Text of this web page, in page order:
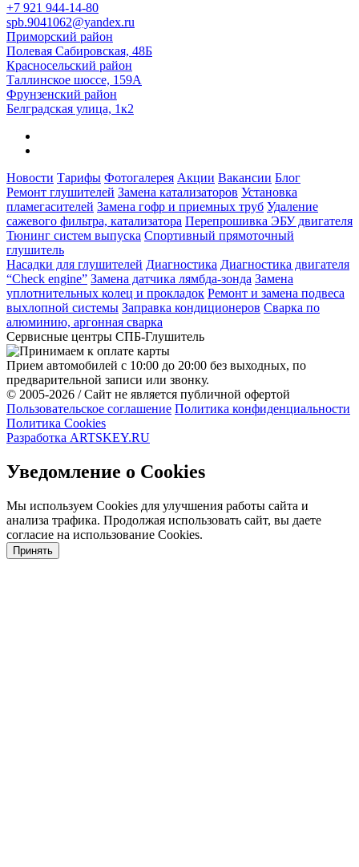
+7 921 944-14-80
spb.9041062@yandex.ru
Приморский район
Полевая Сабировская, 48Б
Красносельский район
Таллинское шоссе, 159А
Фрунзенский район
Белградская улица, 1к2
Новости Тарифы Фотогалерея Акции Вакансии Блог
Ремонт глушителей Замена катализаторов Установка
пламегасителей Замена гофр и приемных труб Удаление
сажевого фильтра, катализатора Перепрошивка ЭБУ двигателя
Тюнинг систем выпуска Спортивный прямоточный
глушитель
Насадки для глушителей Диагностика Диагностика двигателя
“Check engine” Замена датчика лямбда-зонда Замена
уплотнительных колец и прокладок Ремонт и замена подвеса
выхлопной системы Заправка кондиционеров Cварка по
алюминию, аргонная сварка
Сервисные центры СПБ-Глушитель
Прием автомобилей с 10:00 до 20:00 без выходных, по
предварительной записи или звонку.
© 2005-2026 / Сайт не является публичной офертой
Пользовательское соглашение Политика конфиденциальности
Политика Cookies
Разработка ARTSKEY.RU
Уведомление о Cookies
Мы используем Cookies для улучшения работы сайта и
анализа трафика. Продолжая использовать сайт, вы даете
согласие на использование Cookies.
Принять